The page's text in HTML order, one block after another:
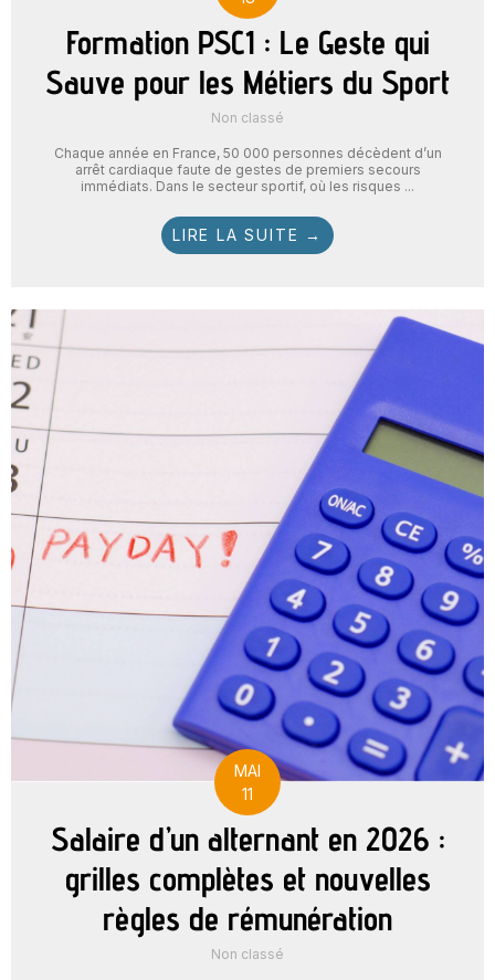
Formation PSC1 : Le Geste qui
Sauve pour les Métiers du Sport
Non classé
Chaque année en France, 50 000 personnes décèdent d’un
arrêt cardiaque faute de gestes de premiers secours
immédiats. Dans le secteur sportif, où les risques ...
LIRE LA SUITE →
MAI
11
Salaire d’un alternant en 2026 :
grilles complètes et nouvelles
règles de rémunération
Non classé